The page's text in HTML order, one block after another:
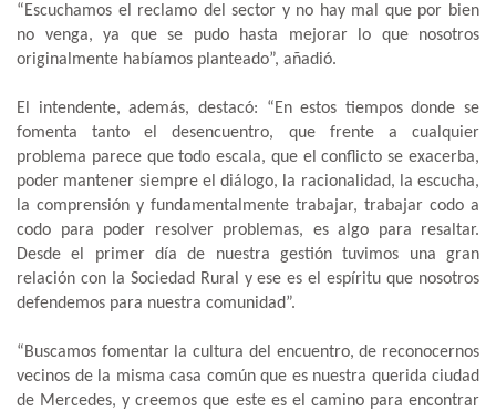
“Escuchamos el reclamo del sector y no hay mal que por bien
no venga, ya que se pudo hasta mejorar lo que nosotros
originalmente habíamos planteado”, añadió.
El intendente, además, destacó: “En estos tiempos donde se
fomenta tanto el desencuentro, que frente a cualquier
problema parece que todo escala, que el conflicto se exacerba,
poder mantener siempre el diálogo, la racionalidad, la escucha,
la comprensión y fundamentalmente trabajar, trabajar codo a
codo para poder resolver problemas, es algo para resaltar.
Desde el primer día de nuestra gestión tuvimos una gran
relación con la Sociedad Rural y ese es el espíritu que nosotros
defendemos para nuestra comunidad”.
“Buscamos fomentar la cultura del encuentro, de reconocernos
vecinos de la misma casa común que es nuestra querida ciudad
de Mercedes, y creemos que este es el camino para encontrar